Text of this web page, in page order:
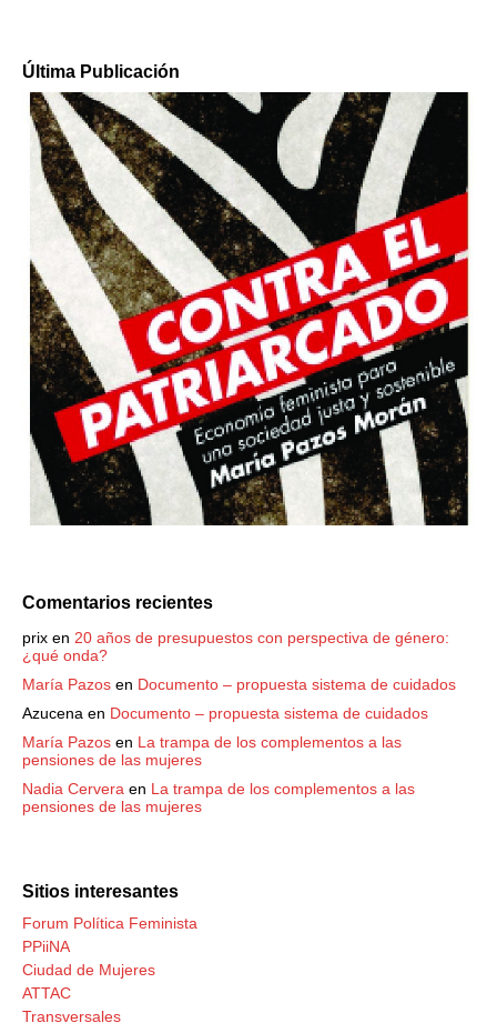
Última Publicación
Comentarios recientes
prix en 20 años de presupuestos con perspectiva de género:
¿qué onda?
María Pazos en Documento – propuesta sistema de cuidados
Azucena en Documento – propuesta sistema de cuidados
María Pazos en La trampa de los complementos a las
pensiones de las mujeres
Nadia Cervera en La trampa de los complementos a las
pensiones de las mujeres
Sitios interesantes
Forum Política Feminista
PPiiNA
Ciudad de Mujeres
ATTAC
Transversales